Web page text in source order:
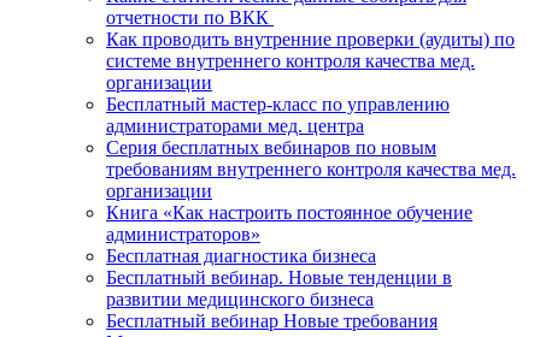
отчетности по ВКК
Как проводить внутренние проверки (аудиты) по
системе внутреннего контроля качества мед.
организации
Бесплатный мастер-класс по управлению
администраторами мед. центра
Серия бесплатных вебинаров по новым
требованиям внутреннего контроля качества мед.
организации
Книга «Как настроить постоянное обучение
администраторов»
Бесплатная диагностика бизнеса
Бесплатный вебинар. Новые тенденции в
развитии медицинского бизнеса
Бесплатный вебинар Новые требования